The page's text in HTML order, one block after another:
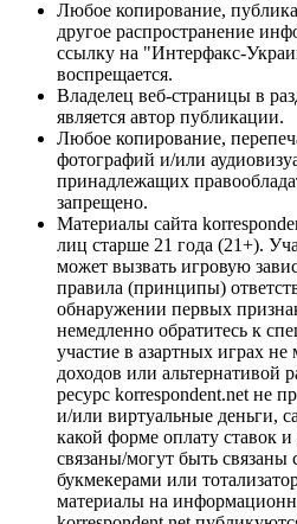
Любое копирование,
другое распространение
ссылку на "Интерфакс-
воспрещается.
Владелец веб-страницы в
является автор публикации.
Любое копирование,
фотографий и/или
принадлежащих
запрещено.
Материалы сайта
лиц старше 21 года (21+).
может вызвать игровую
правила (принципы)
обнаружении первых
немедленно обратитесь к
участие в азартных играх
доходов или
ресурс korrespondent.net не
и/или виртуальные деньги,
какой форме оплату ставок
связаны/могут быть связаны
букмекерами или
материалы на